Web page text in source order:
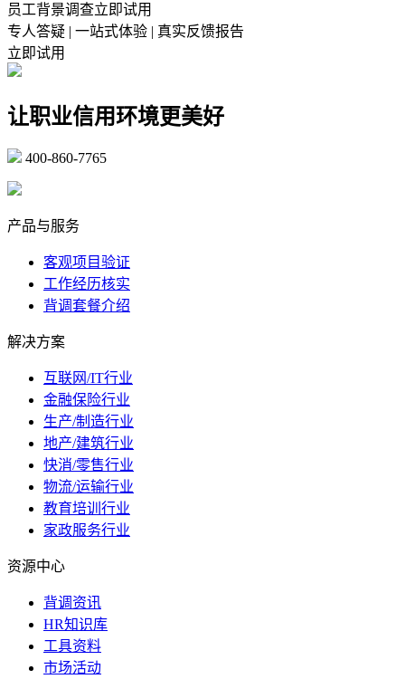
员工背景调查立即试用
专人答疑 | 一站式体验 | 真实反馈报告
立即试用
让职业信用环境更美好
400-860-7765
产品与服务
客观项目验证
工作经历核实
背调套餐介绍
解决方案
互联网/IT行业
金融保险行业
生产/制造行业
地产/建筑行业
快消/零售行业
物流/运输行业
教育培训行业
家政服务行业
资源中心
背调资讯
HR知识库
工具资料
市场活动